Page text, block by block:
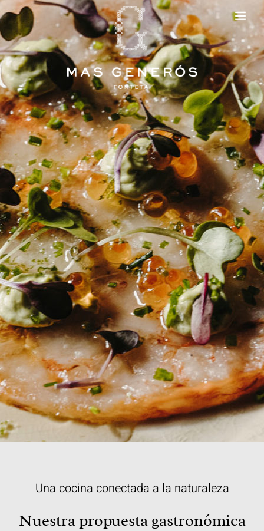
Una cocina conectada a la naturaleza
Nuestra propuesta gastronómica